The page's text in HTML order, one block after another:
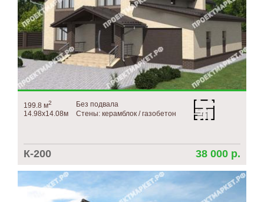
199.8 м2
14.98х14.08м
Без подвала
Стены: керамблок / газобетон
К-200 38 000 р.